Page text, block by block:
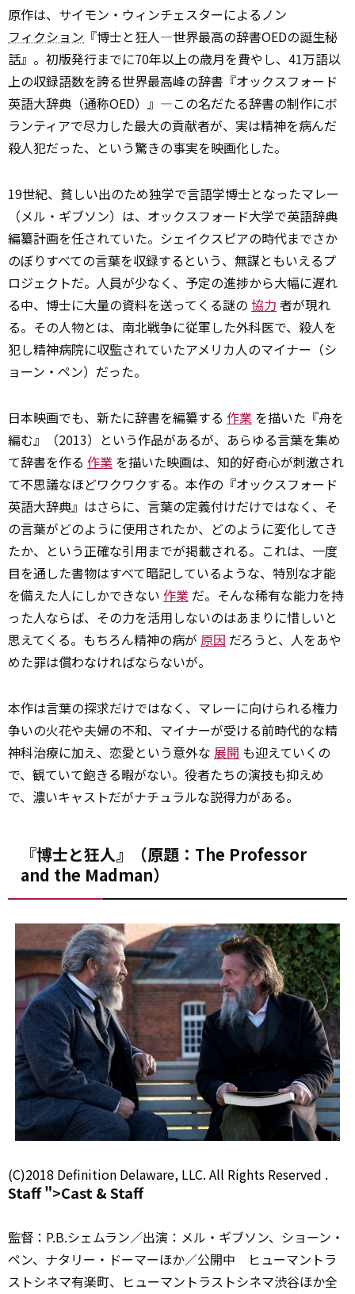
原作は、サイモン・ウィンチェスターによるノン
フィクション 『博士と狂人―世界最高の辞書OEDの誕生秘
話』。初版発行までに70年以上の歳月を費やし、41万語以
上の収録語数を誇る世界最高峰の辞書『オックスフォード
英語大辞典（通称OED）』―この名だたる辞書の制作にボ
ランティアで尽力した最大の貢献者が、実は精神を病んだ
殺人犯だった、という驚きの事実を映画化した。
19世紀、貧しい出のため独学で言語学博士となったマレー
（メル・ギブソン）は、オックスフォード大学で英語辞典
編纂計画を任されていた。シェイクスピアの時代までさか
のぼりすべての言葉を収録するという、無謀ともいえるプ
ロジェクトだ。人員が少なく、予定の進捗から大幅に遅れ
る中、博士に大量の資料を送ってくる謎の 協力 者が現れ
る。その人物とは、南北戦争に従軍した外科医で、殺人を
犯し精神病院に収監されていたアメリカ人のマイナー（シ
ョーン・ペン）だった。
日本映画でも、新たに辞書を編纂する 作業 を描いた『舟を
編む』（2013）という作品があるが、あらゆる言葉を集め
て辞書を作る 作業 を描いた映画は、知的好奇心が刺激され
て不思議なほどワクワクする。本作の『オックスフォード
英語大辞典』はさらに、言葉の定義付けだけではなく、そ
の言葉がどのように使用されたか、どのように変化してき
たか、という正確な引用までが掲載される。これは、一度
目を通した書物はすべて暗記しているような、特別な才能
を備えた人にしかできない 作業 だ。そんな稀有な能力を持
った人ならば、その力を活用しないのはあまりに惜しいと
思えてくる。もちろん精神の病が 原因 だろうと、人をあや
めた罪は償わなければならないが。
本作は言葉の探求だけではなく、マレーに向けられる権力
争いの火花や夫婦の不和、マイナーが受ける前時代的な精
神科治療に加え、恋愛という意外な 展開 も迎えていくの
で、観ていて飽きる暇がない。役者たちの演技も抑えめ
で、濃いキャストだがナチュラルな説得力がある。
『博士と狂人』（原題：The Professor
and the Madman）
(C)2018 Definition Delaware, LLC. All Rights Reserved .
Staff ">Cast &Staff
監督：P.B.シェムラン／出演：メル・ギブソン、ショーン・
ペン、ナタリー・ドーマーほか／公開中 ヒューマントラ
ストシネマ有楽町、ヒューマントラストシネマ渋谷ほか全